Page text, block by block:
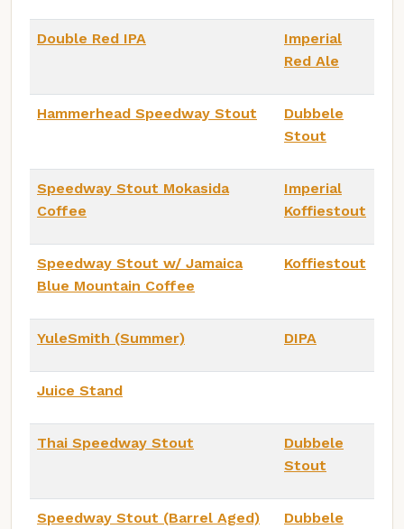
Double Red IPA
Imperial
Red Ale
Hammerhead Speedway Stout
Dubbele
Stout
Speedway Stout Mokasida
Coffee
Imperial
Koffiestout
Speedway Stout w/ Jamaica
Blue Mountain Coffee
Koffiestout
YuleSmith (Summer) DIPA
Juice Stand
Thai Speedway Stout
Dubbele
Stout
Speedway Stout (Barrel Aged)
Dubbele